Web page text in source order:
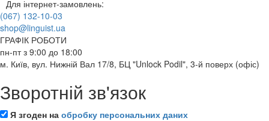
Для інтернет-замовлень:
(067) 132-10-03
shop@linguist.ua
ГРАФІК РОБОТИ
пн-пт з 9:00 до 18:00
м. Київ, вул. Нижній Вал 17/8, БЦ "Unlock Podil", 3-й поверх (офіс)
Зворотній зв'язок
Я згоден на обробку персональних даних